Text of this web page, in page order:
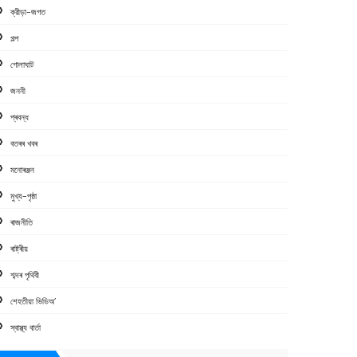
ক্রীড়া-জগত
গল্প
গোলাঘাট
জননী
প্ৰবন্ধ
বতৰৰ খবৰ
মনোৰঞ্জন
মুখ্য-পৃষ্ঠা
ৰাজনীতি
ৰাষ্ট্ৰীয়
শব্দৰ পৃথিবী
শেহতীয়া ভিডিঅ’
স্বাস্থ্য বাৰ্তা